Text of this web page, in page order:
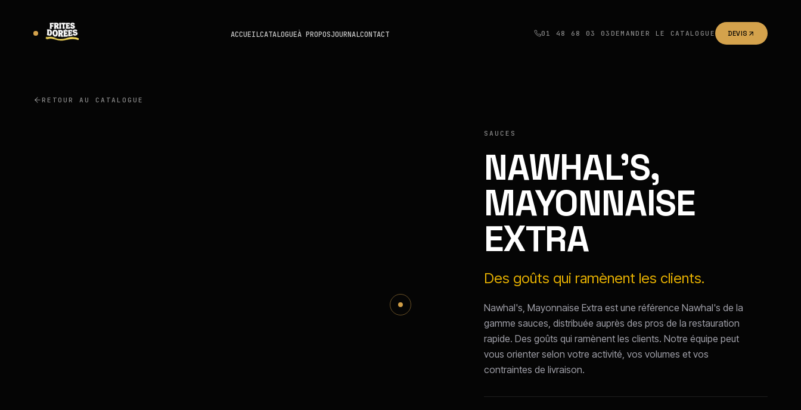
ACCUEILCATALOGUEÀ PROPOSJOURNALCONTACT 01 48 68 03 03 DEMANDER LE CATALOGUE DEVIS
RETOUR AU CATALOGUE
SAUCES
NAWHAL'S,
MAYONNAISE
EXTRA
Des goûts qui ramènent les clients.
Nawhal's, Mayonnaise Extra est une référence Nawhal's de la
gamme sauces, distribuée auprès des pros de la restauration
rapide. Des goûts qui ramènent les clients. Notre équipe peut
vous orienter selon votre activité, vos volumes et vos
contraintes de livraison.